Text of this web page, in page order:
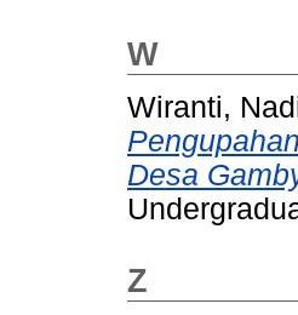
W
Wiranti,
Desa
Z